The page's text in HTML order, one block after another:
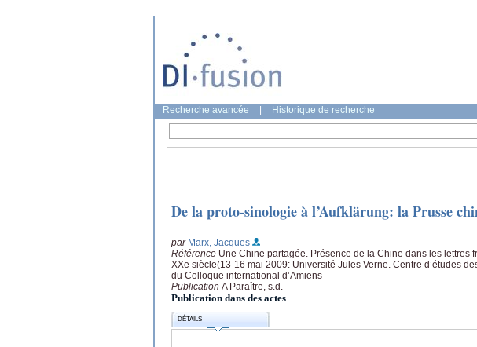
Recherche avancée Historique de recherche
De la proto-sinologie à l’Aufklärung: la Prusse
par Marx, Jacques
Référence Une Chine partagée. Présence de la Chine dans les lettres
XXe siècle(13-16 mai 2009: Université Jules Verne. Centre d’études
du Colloque international d’Amiens
Publication A Paraître, s.d.
Publication dans des actes
DÉTAILS